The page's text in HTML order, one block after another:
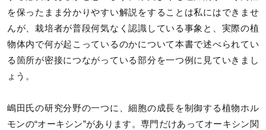
を保ったまま分かりやすい解説をすることは私にはできませ
んが、栽培者が普段何気なく認識している事象と、実際の植
物体内で何が起こっているのかについて本書で述べられてい
る箇所が密接につながっている部分を一つ例に見ていきまし
ょう。
嶋田氏の研究分野の一つに、細胞の成長を制御する植物ホル
モンの“オーキシン”があります。専門だけあってオーキシン関